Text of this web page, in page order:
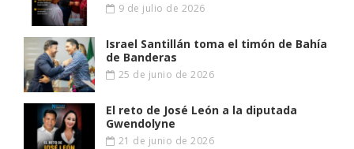
9 de julio de 2026
Israel Santillán toma el timón de Bahía
de Banderas
25 de junio de 2026
El reto de José León a la diputada
Gwendolyne
21 de junio de 2026